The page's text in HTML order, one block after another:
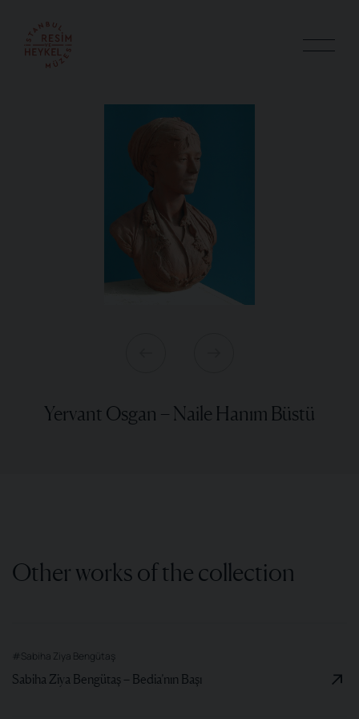
Yervant Osgan – Naile Hanım Büstü
Other works of the collection
#Sabiha Ziya Bengütaş
Sabiha Ziya Bengütaş – Bedia’nın Başı